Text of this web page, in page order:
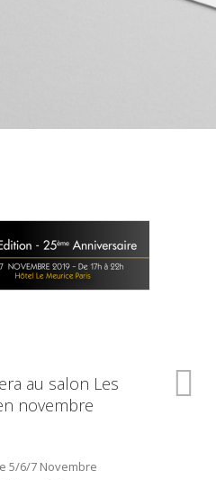
au salon Les
novembre
5/6/7 Novembre